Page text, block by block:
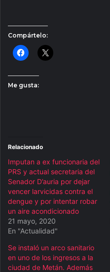
Compártelo:
Me gusta:
Relacionado
Imputan a ex funcionaria del
PRS y actual secretaria del
Senador D’auria por dejar
vencer larvicidas contra el
dengue y por intentar robar
un aire acondicionado
21 mayo, 2020
En "Actualidad"
Se instaló un arco sanitario
en uno de los ingresos a la
ciudad de Metán. Además